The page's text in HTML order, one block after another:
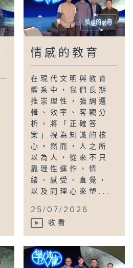
情感的教育
在現代文明與教育
體系中，我們長期
推崇理性，強調邏
輯、效率、客觀分
析，將「正確答
案」視為知識的核
心。然而，人之所
以為人，從來不只
靠理性運作，情
緒、感受、直覺，
以及同理心來塑...
25/07/2026
收看